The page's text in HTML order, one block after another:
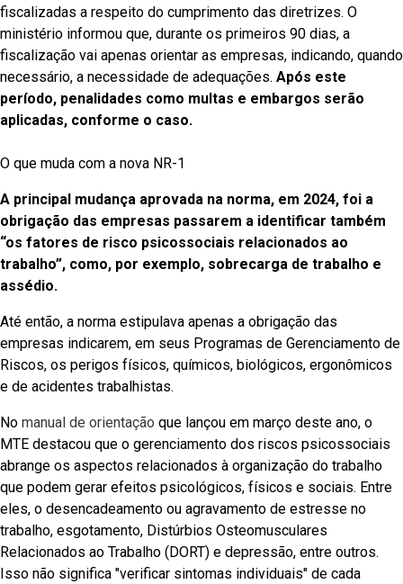
fiscalizadas a respeito do cumprimento das diretrizes. O
ministério informou que, durante os primeiros 90 dias, a
fiscalização vai apenas orientar as empresas, indicando, quando
necessário, a necessidade de adequações. Após este
período, penalidades como multas e embargos serão
aplicadas, conforme o caso.
O que muda com a nova NR-1
A principal mudança aprovada na norma, em 2024, foi a
obrigação das empresas passarem a identificar também
“os fatores de risco psicossociais relacionados ao
trabalho”, como, por exemplo, sobrecarga de trabalho e
assédio.
Até então, a norma estipulava apenas a obrigação das
empresas indicarem, em seus Programas de Gerenciamento de
Riscos, os perigos físicos, químicos, biológicos, ergonômicos
e de acidentes trabalhistas.
No manual de orientação que lançou em março deste ano, o
MTE destacou que o gerenciamento dos riscos psicossociais
abrange os aspectos relacionados à organização do trabalho
que podem gerar efeitos psicológicos, físicos e sociais. Entre
eles, o desencadeamento ou agravamento de estresse no
trabalho, esgotamento, Distúrbios Osteomusculares
Relacionados ao Trabalho (DORT) e depressão, entre outros.
Isso não significa "verificar sintomas individuais" de cada